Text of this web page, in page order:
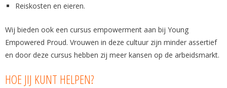
Reiskosten en eieren.
Wij bieden ook een cursus empowerment aan bij Young
Empowered Proud. Vrouwen in deze cultuur zijn minder assertief
en door deze cursus hebben zij meer kansen op de arbeidsmarkt.
HOE JIJ KUNT HELPEN?